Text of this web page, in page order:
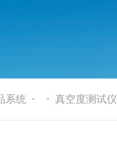
系统 - - 真空度测试仪